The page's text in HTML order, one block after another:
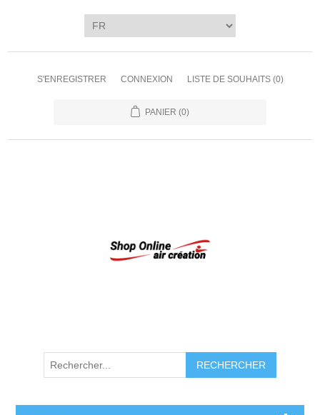
S'ENREGISTRER CONNEXION LISTE DE SOUHAITS (0)
PANIER (0)
RECHERCHER